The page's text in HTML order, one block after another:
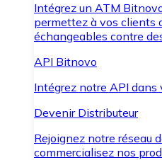
Intégrez un ATM
permettez à vos clients
échangeables contre
API Bitnovo
Intégrez notre API dans
Devenir Distributeur
Rejoignez notre réseau
commercialisez nos